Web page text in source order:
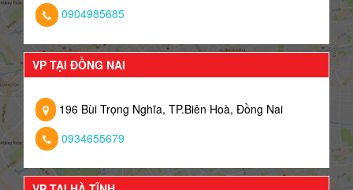
0904985685
VP TẠI ĐỒNG NAI
196 Bùi Trọng Nghĩa, TP.Biên Hoà, Đồng Nai
0934655679